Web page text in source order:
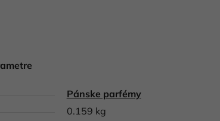
Pánske parfémy
0.159 kg